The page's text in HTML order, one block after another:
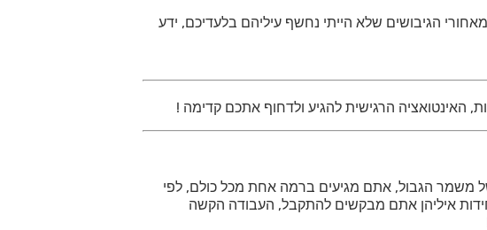
הגיבושים שלא הייתי נחשף עיליהם בלעדיכם, ידע
האינטואציה הרגישית להגיע ולדחוף אתכם קדימה !
של משמר הגבול, אתם מגיעים ברמה אחת מכל כולם, לפי
איליהן אתם מבקשים להתקבל, העבודה הקשה